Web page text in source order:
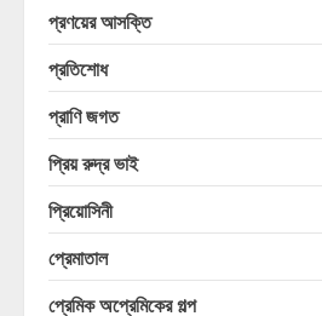
প্রণয়ের আসক্তি
প্রতিশোধ
প্রাণি জগত
প্রিয় রুদ্র ভাই
প্রিয়োসিনী
প্রেমাতাল
প্রেমিক অপ্রেমিকের গল্প